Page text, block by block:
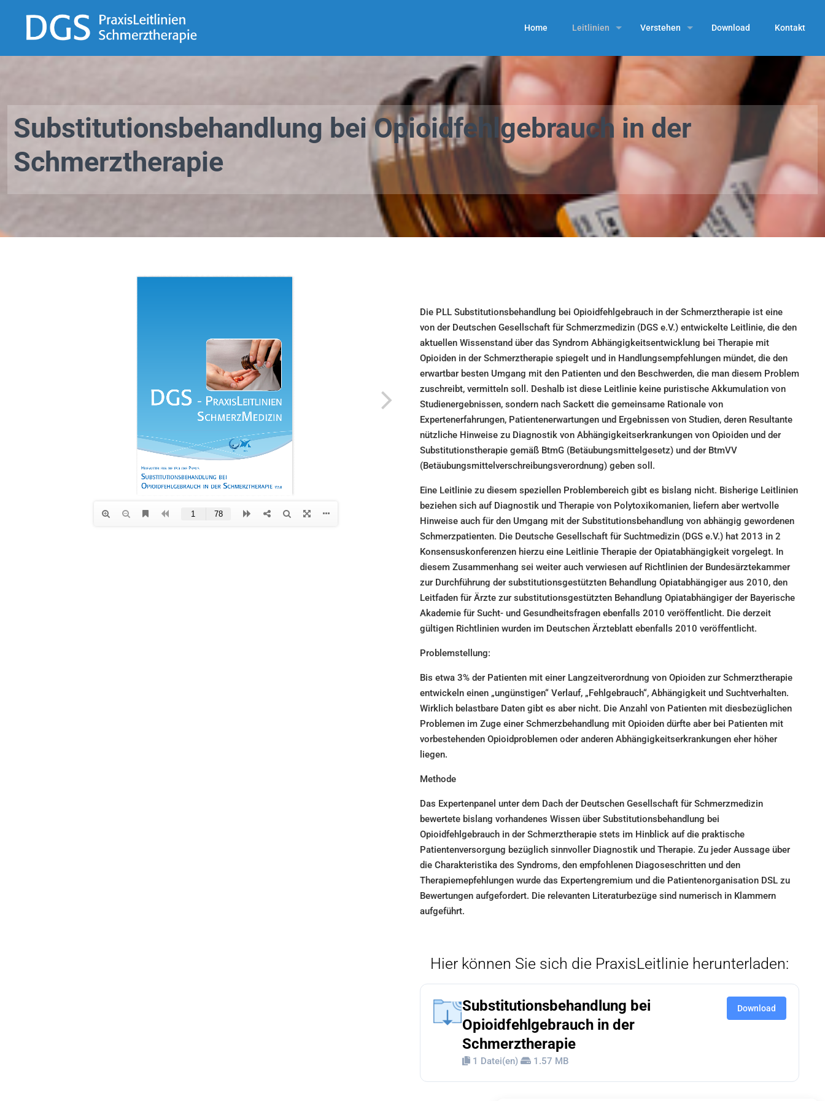
Home Leitlinien Verstehen Download Kontakt
Substitutionsbehandlung bei Opioidfehlgebrauch in der
Schmerztherapie
Die PLL Substitutionsbehandlung bei Opioidfehlgebrauch in der Schmerztherapie ist eine
von der Deutschen Gesellschaft für Schmerzmedizin (DGS e.V.) entwickelte Leitlinie, die den
aktuellen Wissenstand über das Syndrom Abhängigkeitsentwicklung bei Therapie mit
Opioiden in der Schmerztherapie spiegelt und in Handlungsempfehlungen mündet, die den
erwartbar besten Umgang mit den Patienten und den Beschwerden, die man diesem Problem
zuschreibt, vermitteln soll. Deshalb ist diese Leitlinie keine puristische Akkumulation von
Studienergebnissen, sondern nach Sackett die gemeinsame Rationale von
Expertenerfahrungen, Patientenerwartungen und Ergebnissen von Studien, deren Resultante
nützliche Hinweise zu Diagnostik von Abhängigkeitserkrankungen von Opioiden und der
Substitutionstherapie gemäß BtmG (Betäubungsmittelgesetz) und der BtmVV
(Betäubungsmittelverschreibungsverordnung) geben soll.
Eine Leitlinie zu diesem speziellen Problembereich gibt es bislang nicht. Bisherige Leitlinien
beziehen sich auf Diagnostik und Therapie von Polytoxikomanien, liefern aber wertvolle
Hinweise auch für den Umgang mit der Substitutionsbehandlung von abhängig gewordenen
Schmerzpatienten. Die Deutsche Gesellschaft für Suchtmedizin (DGS e.V.) hat 2013 in 2
Konsensuskonferenzen hierzu eine Leitlinie Therapie der Opiatabhängigkeit vorgelegt. In
diesem Zusammenhang sei weiter auch verwiesen auf Richtlinien der Bundesärztekammer
zur Durchführung der substitutionsgestützten Behandlung Opiatabhängiger aus 2010, den
Leitfaden für Ärzte zur substitutionsgestützten Behandlung Opiatabhängiger der Bayerische
Akademie für Sucht- und Gesundheitsfragen ebenfalls 2010 veröffentlicht. Die derzeit
gültigen Richtlinien wurden im Deutschen Ärzteblatt ebenfalls 2010 veröffentlicht.
Problemstellung:
Bis etwa 3% der Patienten mit einer Langzeitverordnung von Opioiden zur Schmerztherapie
entwickeln einen „ungünstigen“ Verlauf, „Fehlgebrauch“, Abhängigkeit und Suchtverhalten.
Wirklich belastbare Daten gibt es aber nicht. Die Anzahl von Patienten mit diesbezüglichen
Problemen im Zuge einer Schmerzbehandlung mit Opioiden dürfte aber bei Patienten mit
vorbestehenden Opioidproblemen oder anderen Abhängigkeitserkrankungen eher höher
liegen.
Methode
Das Expertenpanel unter dem Dach der Deutschen Gesellschaft für Schmerzmedizin
bewertete bislang vorhandenes Wissen über Substitutionsbehandlung bei
Opioidfehlgebrauch in der Schmerztherapie stets im Hinblick auf die praktische
Patientenversorgung bezüglich sinnvoller Diagnostik und Therapie. Zu jeder Aussage über
die Charakteristika des Syndroms, den empfohlenen Diagoseschritten und den
Therapiemepfehlungen wurde das Expertengremium und die Patientenorganisation DSL zu
Bewertungen aufgefordert. Die relevanten Literaturbezüge sind numerisch in Klammern
aufgeführt.
Hier können Sie sich die PraxisLeitlinie herunterladen:
Substitutionsbehandlung bei
Opioidfehlgebrauch in der
Schmerztherapie
1 Datei(en) 1.57 MB
Download